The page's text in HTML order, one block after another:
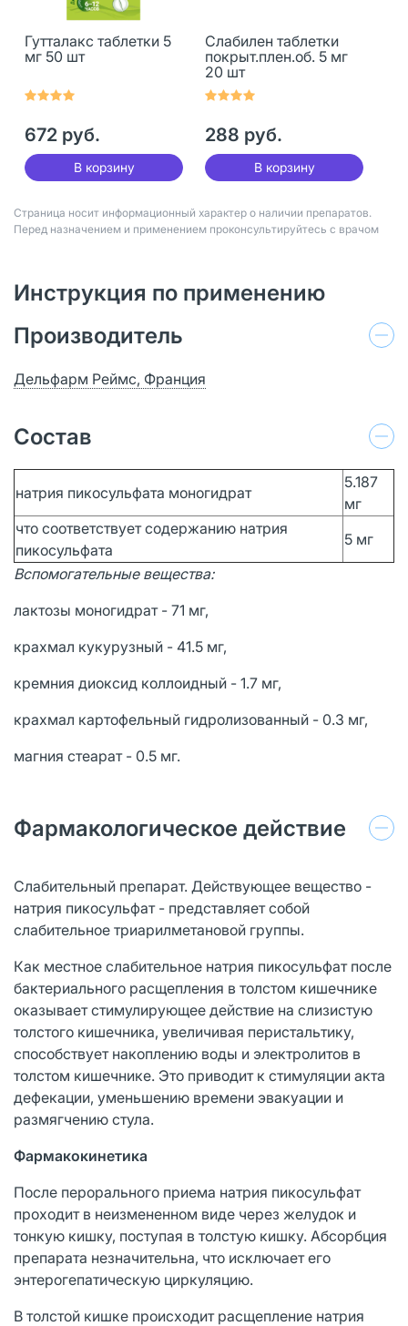
Гутталакс таблетки 5
мг 50 шт
672 руб.
В корзину
Слабилен таблетки
покрыт.плен.об. 5 мг
20 шт
288 руб.
В корзину
Страница носит информационный характер о наличии препаратов.
Перед назначением и применением проконсультируйтесь с врачом
Инструкция по применению
Производитель
Дельфарм Реймс, Франция
Состав
натрия пикосульфата моногидрат
5.187
мг
что соответствует содержанию натрия
пикосульфата
5 мг
Вспомогательные вещества:
лактозы моногидрат - 71 мг,
крахмал кукурузный - 41.5 мг,
кремния диоксид коллоидный - 1.7 мг,
крахмал картофельный гидролизованный - 0.3 мг,
магния стеарат - 0.5 мг.
Фармакологическое действие
Слабительный препарат. Действующее вещество -
натрия пикосульфат - представляет собой
слабительное триарилметановой группы.
Как местное слабительное натрия пикосульфат после
бактериального расщепления в толстом кишечнике
оказывает стимулирующее действие на слизистую
толстого кишечника, увеличивая перистальтику,
способствует накоплению воды и электролитов в
толстом кишечнике. Это приводит к стимуляции акта
дефекации, уменьшению времени эвакуации и
размягчению стула.
Фармакокинетика
После перорального приема натрия пикосульфат
проходит в неизмененном виде через желудок и
тонкую кишку, поступая в толстую кишку. Абсорбция
препарата незначительна, что исключает его
энтерогепатическую циркуляцию.
В толстой кишке происходит расщепление натрия